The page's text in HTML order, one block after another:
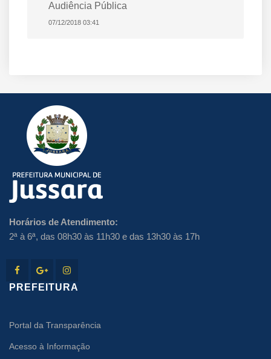
Audiência Pública
07/12/2018 03:41
Horários de Atendimento:
2ª à 6ª, das 08h30 às 11h30 e das 13h30 às 17h
PREFEITURA
Portal da Transparência
Acesso à Informação